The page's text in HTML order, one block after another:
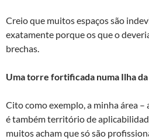
Creio que muitos espaços são
exatamente porque os que o
brechas.
Uma torre fortificada numa Ilha da
Cito como exemplo, a minha área –
é também território de
muitos acham que só são